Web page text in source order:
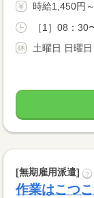
時給1,450円～
［1］08：
土曜日 日曜日
[無期雇用派遣] ?
作業はこつ